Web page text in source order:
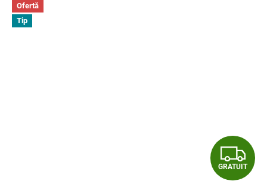
Ofertă
Tip
G
GRATUIT